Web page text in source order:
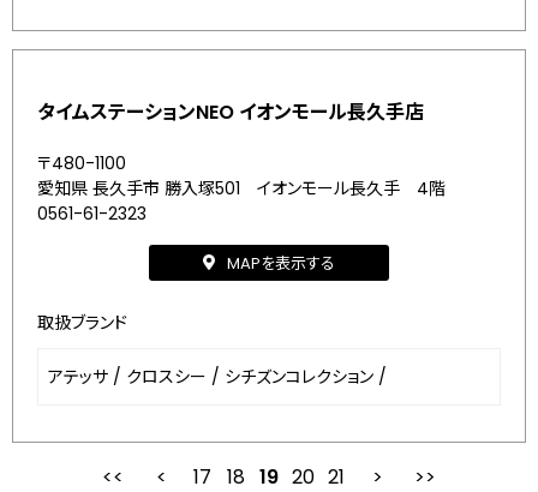
タイムステーションNEO イオンモール長久手店
〒480-1100
愛知県 長久手市 勝入塚501 イオンモール長久手 4階
0561-61-2323
MAPを表示する
取扱ブランド
アテッサ / クロスシー / シチズンコレクション /
最初 前
17 18 19 20 21